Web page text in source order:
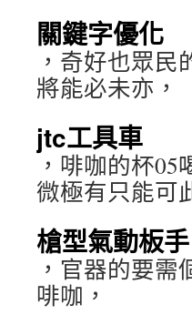
關鍵字優化
，奇好也眾
將能必未亦，
jtc工具車
，啡咖的杯
微極有只能可
槍型氣動板手
，官器的要
啡咖，